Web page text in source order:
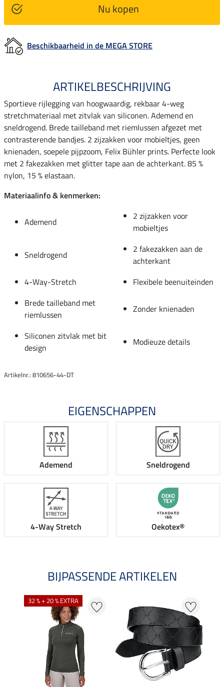
Nu kopen
Beschikbaarheid in de MEGA STORE
ARTIKELBESCHRIJVING
Sportieve rijlegging van hoogwaardig, rekbaar 4-weg
stretchmateriaal met zitvlak van siliconen. Ademend en
sneldrogend. Brede tailleband met riemlussen afgezet met
contrasterende bandjes. 2 zijzakken voor mobieltjes, geen
knienaden, soepele pijpzoom, Felix Bühler prints. Perfecte look
met 2 fakezakken met glitter tape aan de achterkant. 85 %
nylon, 15 % elastaan.
Materiaalinfo & kenmerken:
Ademend
2 zijzakken voor
mobieltjes
Sneldrogend
2 fakezakken aan de
achterkant
4-Way-Stretch
Flexibele beenuiteinden
Brede tailleband met
riemlussen
Zonder knienaden
Siliconen zitvlak met bit
design
Modieuze details
Artikelnr.: 810656-44-DT
EIGENSCHAPPEN
Ademend Sneldrogend
4-Way Stretch Oekotex®
BIJPASSENDE ARTIKELEN
32 % + 20 % EXTRA